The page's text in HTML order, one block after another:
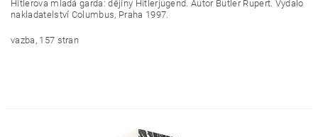
Hitlerova mladá garda: dějiny Hitlerjugend. Autor Butler Rupert. Vydalo
nakladatelství Columbus, Praha 1997.
vazba, 157 stran